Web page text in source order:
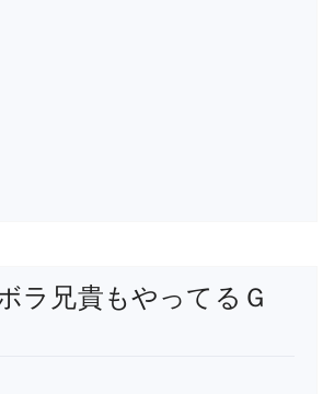
ボラ兄貴もやってるＧ